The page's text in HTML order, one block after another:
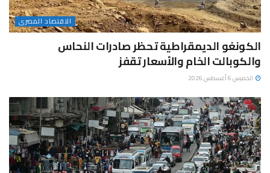
الاقتصاد المصرى
الكونغو الديمقراطية تحظر صادرات النحاس
والكوبالت الخام والأسعار تقفز
الخميس 6 أغسطس 2026